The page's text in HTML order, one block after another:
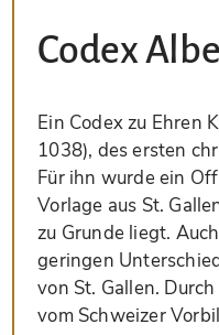
Codex
Ein Codex zu Ehren
1038), des ersten
Für ihn wurde ein
Vorlage aus St.
zu Grunde liegt.
geringen
von St. Gallen.
vom Schweizer